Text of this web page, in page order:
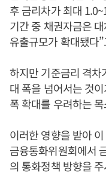
후 금리차가 최대
기간 중 채권자금은
유출규모가 확대됐다
하지만 기준금리 격
대 폭을 넘어서는 것
폭 확대를 우려하는
이러한 영향을 받아
금융통화위원회에서
의 통화정책 방향을